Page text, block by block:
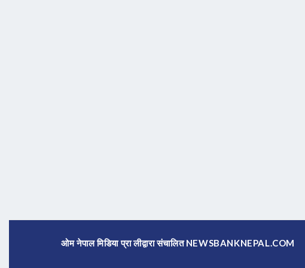
ओम नेपाल मिडिया प्रा लीद्वारा संचालित NEWSBANKNEPAL.COM